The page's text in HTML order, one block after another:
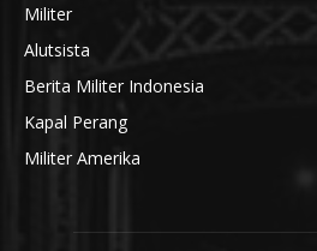
Militer
Alutsista
Berita Militer Indonesia
Kapal Perang
Militer Amerika